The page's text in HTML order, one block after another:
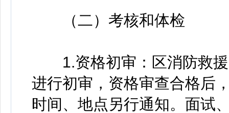
（二）考核和体检
1.资格初审：区消防救援
进行初审，资格审查合格后
时间、地点另行通知。面试